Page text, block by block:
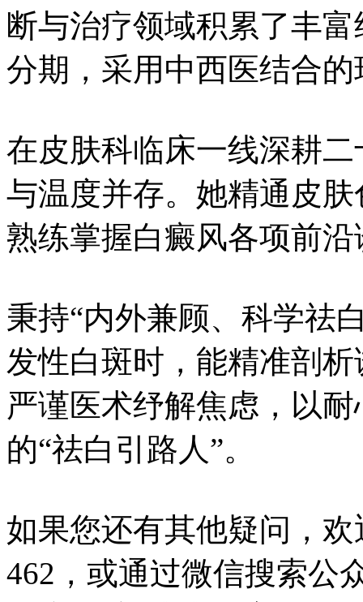
断与治疗领域积累了丰
分期，采用中西医结合
在皮肤科临床一线深耕
与温度并存。她精通皮
熟练掌握白癜风各项前
秉持“内外兼顾、科学祛
发性白斑时，能精准剖
严谨医术纾解焦虑，以
的“祛白引路人”。
如果您还有其他疑问，
462，或通过微信搜索公